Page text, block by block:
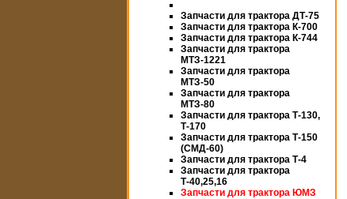
Запчасти для трактора ДТ-75
Запчасти для трактора К-700
Запчасти для трактора К-744
Запчасти для трактора
МТЗ-1221
Запчасти для трактора
МТЗ-50
Запчасти для трактора
МТЗ-80
Запчасти для трактора Т-130,
Т-170
Запчасти для трактора Т-150
(СМД-60)
Запчасти для трактора Т-4
Запчасти для трактора
Т-40,25,16
Запчасти для трактора ЮМЗ